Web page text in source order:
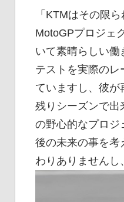
「KTMはその限
MotoGPプロジェ
いて素晴らしい
テストを実際のレ
ていますし、彼が
残りシーズンで出
の野心的なプロジ
後の未来の事を考
わりありませんし